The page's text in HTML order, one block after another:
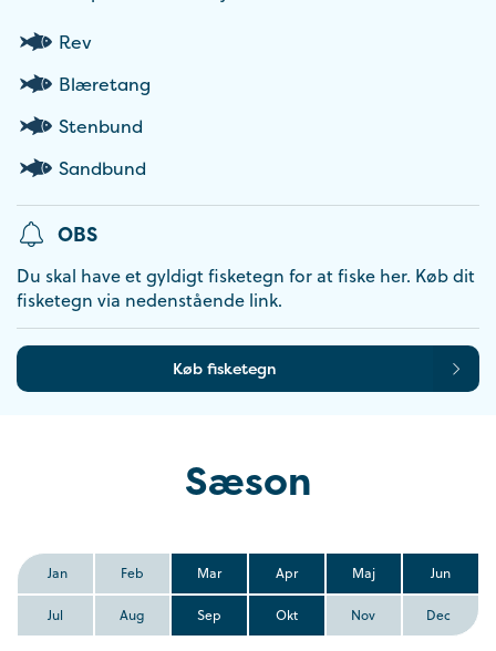
Rev
Blæretang
Stenbund
Sandbund
OBS
Du skal have et gyldigt fisketegn for at fiske her. Køb dit
fisketegn via nedenstående link.
Køb fisketegn
Sæson
Jan Feb Mar Apr Maj Jun
Jul Aug Sep Okt Nov Dec